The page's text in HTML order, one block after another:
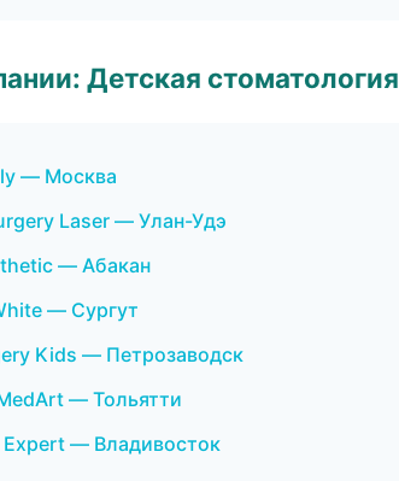
Детская стоматология
— Москва
Laser — Улан-Удэ
— Абакан
— Сургут
Kids — Петрозаводск
— Тольятти
— Владивосток